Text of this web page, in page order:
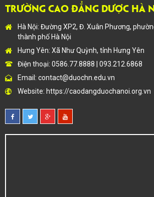
TRƯỜNG CAO ĐẲNG DƯỢC HÀ
Hà Nội: Đường XP2, Đ. Xuân Phương,
thành phố Hà Nội
Hưng Yên: Xã Như Quỳnh, tỉnh Hưng Yên
Điện thoại: 0586.77.8888 | 093.212.6868
Email: contact@duochn.edu.vn
Website: https://caodangduochanoi.org.vn